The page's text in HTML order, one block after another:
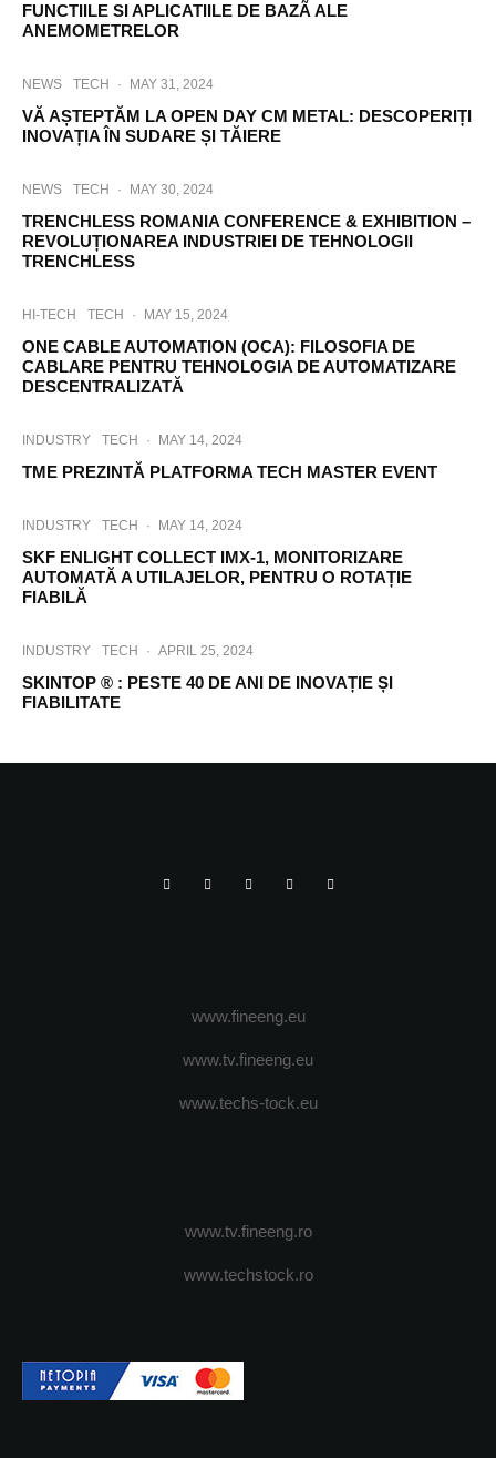
FUNCTIILE SI APLICATIILE DE BAZÃ ALE
ANEMOMETRELOR
NEWS TECH · MAY 31, 2024
VĂ AȘTEPTĂM LA OPEN DAY CM METAL: DESCOPERIȚI
INOVAȚIA ÎN SUDARE ȘI TĂIERE
NEWS TECH · MAY 30, 2024
TRENCHLESS ROMANIA CONFERENCE & EXHIBITION –
REVOLUȚIONAREA INDUSTRIEI DE TEHNOLOGII
TRENCHLESS
HI-TECH TECH · MAY 15, 2024
ONE CABLE AUTOMATION (OCA): FILOSOFIA DE
CABLARE PENTRU TEHNOLOGIA DE AUTOMATIZARE
DESCENTRALIZATĂ
INDUSTRY TECH · MAY 14, 2024
TME PREZINTĂ PLATFORMA TECH MASTER EVENT
INDUSTRY TECH · MAY 14, 2024
SKF ENLIGHT COLLECT IMX-1, MONITORIZARE
AUTOMATĂ A UTILAJELOR, PENTRU O ROTAȚIE
FIABILĂ
INDUSTRY TECH · APRIL 25, 2024
SKINTOP ® : PESTE 40 DE ANI DE INOVAȚIE ȘI
FIABILITATE
www.fineeng.eu
www.tv.fineeng.eu
www.techs-tock.eu
www.tv.fineeng.ro
www.techstock.ro